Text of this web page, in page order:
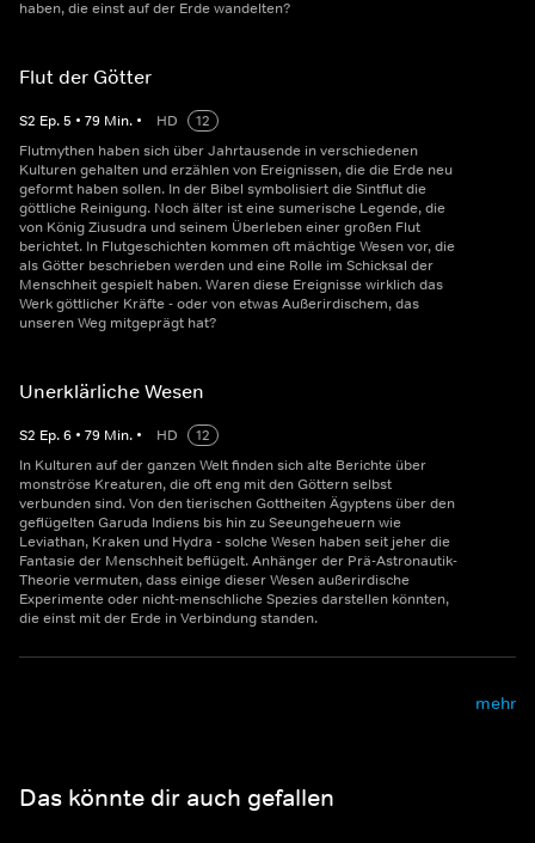
haben, die einst auf der Erde wandelten?
Flut der Götter
S2 Ep.5 • 79 Min. • HD
12
Flutmythen haben sich über Jahrtausende in verschiedenen
Kulturen gehalten und erzählen von Ereignissen, die die Erde neu
geformt haben sollen. In der Bibel symbolisiert die Sintflut die
göttliche Reinigung. Noch älter ist eine sumerische Legende, die
von König Ziusudra und seinem Überleben einer großen Flut
berichtet. In Flutgeschichten kommen oft mächtige Wesen vor, die
als Götter beschrieben werden und eine Rolle im Schicksal der
Menschheit gespielt haben. Waren diese Ereignisse wirklich das
Werk göttlicher Kräfte - oder von etwas Außerirdischem, das
unseren Weg mitgeprägt hat?
Unerklärliche Wesen
S2 Ep.6 • 79 Min. • HD
12
In Kulturen auf der ganzen Welt finden sich alte Berichte über
monströse Kreaturen, die oft eng mit den Göttern selbst
verbunden sind. Von den tierischen Gottheiten Ägyptens über den
geflügelten Garuda Indiens bis hin zu Seeungeheuern wie
Leviathan, Kraken und Hydra - solche Wesen haben seit jeher die
Fantasie der Menschheit beflügelt. Anhänger der Prä-Astronautik-
Theorie vermuten, dass einige dieser Wesen außerirdische
Experimente oder nicht-menschliche Spezies darstellen könnten,
die einst mit der Erde in Verbindung standen.
mehr
Das könnte dir auch gefallen